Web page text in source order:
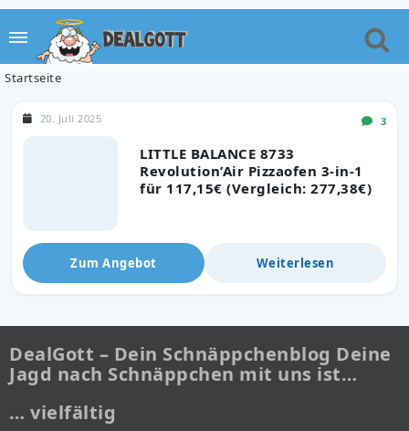
Startseite
LITTLE BALANCE 8733
Revolution’Air Pizzaofen 3-in-1
für 117,15€ (Vergleich: 277,38€)
20. Juli 2025 3
Zum Angebot Weiterlesen
DealGott – Dein Schnäppchenblog Deine
Jagd nach Schnäppchen mit uns ist…
… vielfältig